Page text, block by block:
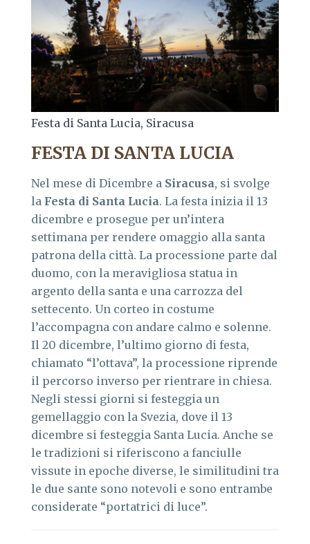
Festa di Santa Lucia, Siracusa
FESTA DI SANTA LUCIA
Nel mese di Dicembre a Siracusa, si svolge
la Festa di Santa Lucia. La festa inizia il 13
dicembre e prosegue per un’intera
settimana per rendere omaggio alla santa
patrona della città. La processione parte dal
duomo, con la meravigliosa statua in
argento della santa e una carrozza del
settecento. Un corteo in costume
l’accompagna con andare calmo e solenne.
Il 20 dicembre, l’ultimo giorno di festa,
chiamato “l’ottava”, la processione riprende
il percorso inverso per rientrare in chiesa.
Negli stessi giorni si festeggia un
gemellaggio con la Svezia, dove il 13
dicembre si festeggia Santa Lucia. Anche se
le tradizioni si riferiscono a fanciulle
vissute in epoche diverse, le similitudini tra
le due sante sono notevoli e sono entrambe
considerate “portatrici di luce”.